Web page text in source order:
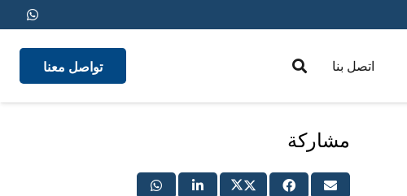
اتصل بنا تواصل معنا
مشاركة